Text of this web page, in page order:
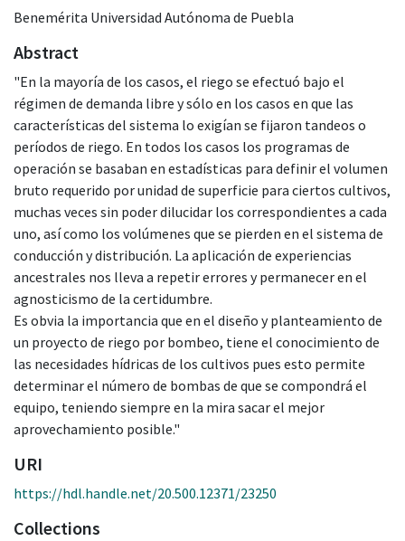
Benemérita Universidad Autónoma de Puebla
Abstract
"En la mayoría de los casos, el riego se efectuó bajo el
régimen de demanda libre y sólo en los casos en que las
características del sistema lo exigían se fijaron tandeos o
períodos de riego. En todos los casos los programas de
operación se basaban en estadísticas para definir el volumen
bruto requerido por unidad de superficie para ciertos cultivos,
muchas veces sin poder dilucidar los correspondientes a cada
uno, así como los volúmenes que se pierden en el sistema de
conducción y distribución. La aplicación de experiencias
ancestrales nos lleva a repetir errores y permanecer en el
agnosticismo de la certidumbre.
Es obvia la importancia que en el diseño y planteamiento de
un proyecto de riego por bombeo, tiene el conocimiento de
las necesidades hídricas de los cultivos pues esto permite
determinar el número de bombas de que se compondrá el
equipo, teniendo siempre en la mira sacar el mejor
aprovechamiento posible."
URI
https://hdl.handle.net/20.500.12371/23250
Collections